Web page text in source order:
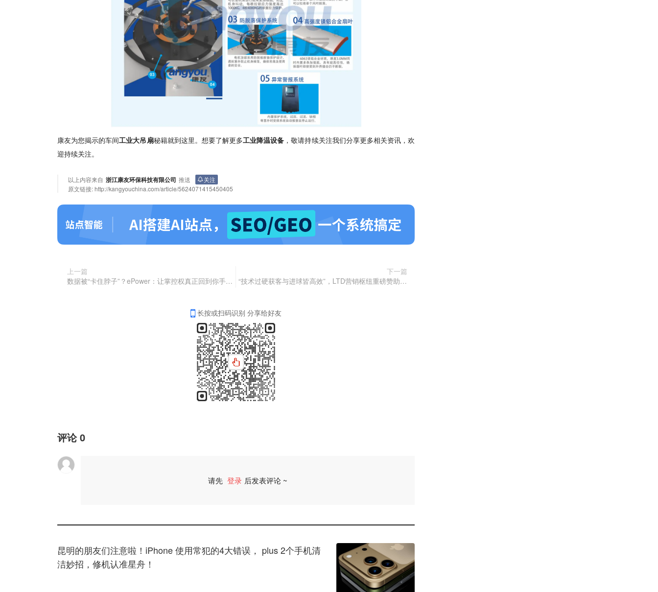
康友为您揭示的车间工业大吊扇秘籍就到这里。想要了解更多工业降温设备 ，敬请持续关注我们分享更多相关资讯，欢
迎持续关注。
以上内容来自 浙江康友环保科技有限公司 推送
关注
原文链接:http://kangyouchina.com/article/5624071415450405
上一篇
数据被“卡住脖子”？ePower：让掌控权真正回到你手中！
下一篇
“技术过硬获客与进球皆高效”，LTD营销枢纽重磅赞助2025浙超联赛全程赛事
长按或扫码识别 分享给好友
评论0
请先 登录 后发表评论 ~
昆明的朋友们注意啦！iPhone 使用常犯的4大错误， plus 2个手机清
洁妙招，修机认准星舟！